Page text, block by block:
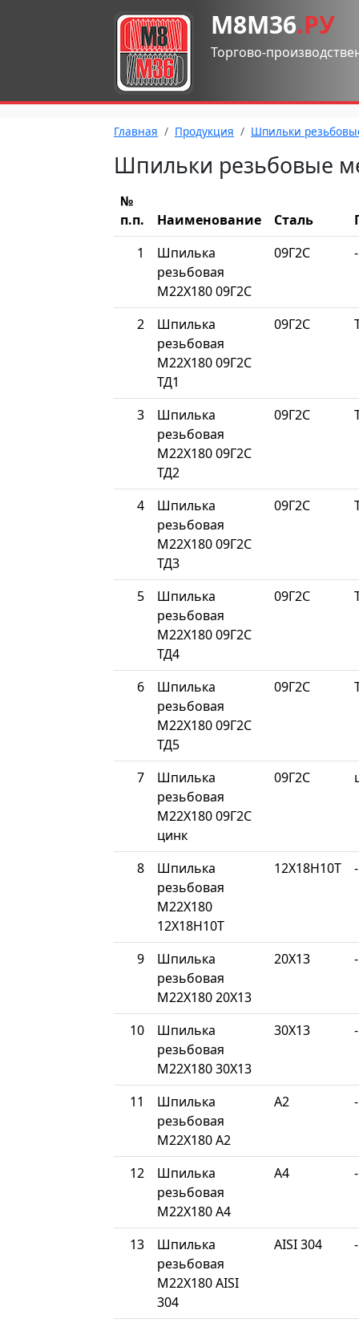
М8М36.РУ
Торгово-
Главная Продукция Шпильки
Шпильки резьбовые
№
п.п.
Наименование Сталь
1
Шпилька
резьбовая
М22Х180 09Г2С
09Г2С -
2
Шпилька
резьбовая
М22Х180 09Г2С
ТД1
09Г2С
3
Шпилька
резьбовая
М22Х180 09Г2С
ТД2
09Г2С
4
Шпилька
резьбовая
М22Х180 09Г2С
ТД3
09Г2С
5
Шпилька
резьбовая
М22Х180 09Г2С
ТД4
09Г2С
6
Шпилька
резьбовая
М22Х180 09Г2С
ТД5
09Г2С
7
Шпилька
резьбовая
М22Х180 09Г2С
цинк
09Г2С
8
Шпилька
резьбовая
М22Х180
12Х18Н10Т
12Х18Н10Т -
9
Шпилька
резьбовая
М22Х180 20Х13
20Х13 -
10
Шпилька
резьбовая
М22Х180 30Х13
30Х13 -
11
Шпилька
резьбовая
М22Х180 A2
A2 -
12
Шпилька
резьбовая
М22Х180 A4
A4 -
13
Шпилька
резьбовая
М22Х180 AISI
304
AISI 304 -